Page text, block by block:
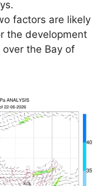
factors are likely
the development
the Bay of